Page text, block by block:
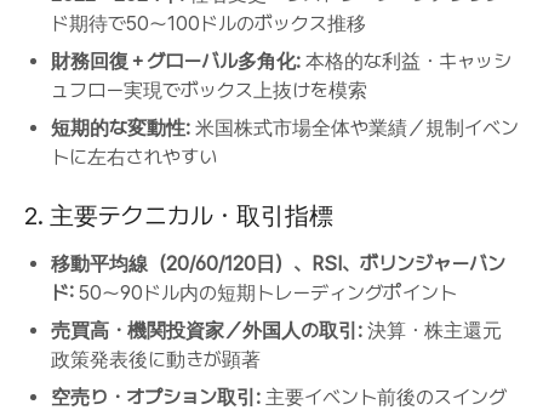
ド期待で50～100ドルのボックス推移
財務回復＋グローバル多角化: 本格的な利益・キャッシ
ュフロー実現でボックス上抜けを模索
短期的な変動性: 米国株式市場全体や業績／規制イベン
トに左右されやすい
2. 主要テクニカル・取引指標
移動平均線（20/60/120日）、RSI、ボリンジャーバン
ド: 50～90ドル内の短期トレーディングポイント
売買高・機関投資家／外国人の取引: 決算・株主還元
政策発表後に動きが顕著
空売り・オプション取引: 主要イベント前後のスイング